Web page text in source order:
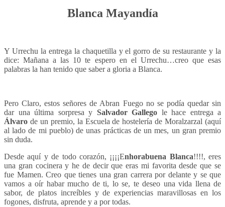
Blanca Mayandía
Y Urrechu la entrega la chaquetilla y el gorro de su restaurante y la
dice: Mañana a las 10 te espero en el Urrechu…creo que esas
palabras la han tenido que saber a gloria a Blanca.
Pero Claro, estos señores de Abran Fuego no se podía quedar sin
dar una última sorpresa y Salvador Gallego le hace entrega a
Álvaro de un premio, la Escuela de hostelería de Moralzarzal (aquí
al lado de mi pueblo) de unas prácticas de un mes, un gran premio
sin duda.
Desde aquí y de todo corazón, ¡¡¡¡Enhorabuena Blanca!!!!, eres
una gran cocinera y he de decir que eras mi favorita desde que se
fue Mamen. Creo que tienes una gran carrera por delante y se que
vamos a oír habar mucho de ti, lo se, te deseo una vida llena de
sabor, de platos increíbles y de experiencias maravillosas en los
fogones, disfruta, aprende y a por todas.